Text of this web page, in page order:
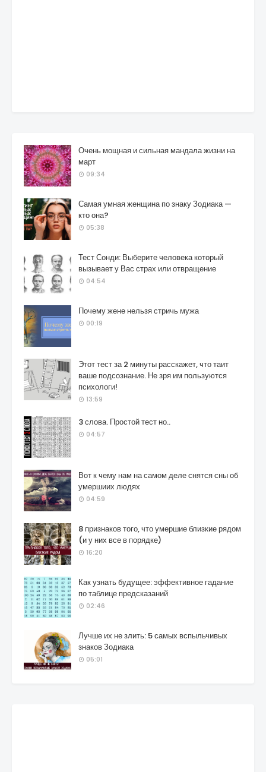
Очень мощная и сильная мандала жизни на
март
09:34
Самая умная женщина по знаку Зодиака —
кто она?
05:38
Тест Сонди: Выберите человека который
вызывает у Вас страх или отвращение
04:54
Почему жене нельзя стричь мужа
00:19
Этот тест за 2 минуты расскажет, что таит
ваше подсознание. Не зря им пользуются
психологи!
13:59
3 слова. Простой тест но..
04:57
Вот к чему нам на самом деле снятся сны об
умершиих людях
04:59
8 признаков того, что умершие близкие рядом
(и у них все в порядке)
16:20
Как узнать будущее: эффективное гадание
по таблице предсказаний
02:46
Лучше их не злить: 5 самых вспыльчивых
знаков Зодиака
05:01